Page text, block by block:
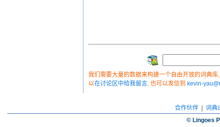
我们需要大量的数据来构建一个自由开放的词典
以在讨论区中给我留言, 也可以发信到 kevin-
合作伙伴| 词典
© Lingoes